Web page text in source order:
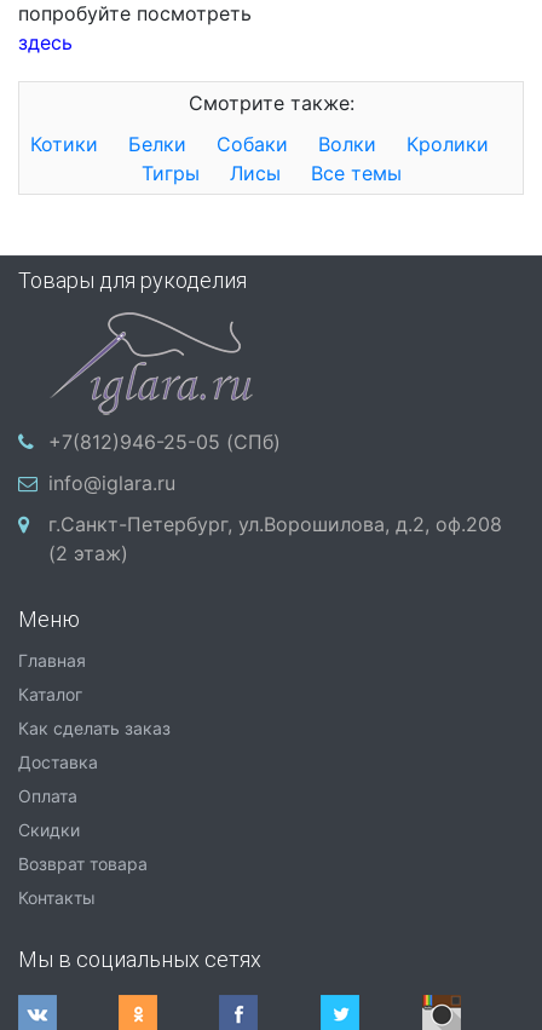
попробуйте посмотреть
здесь
Смотрите также:
Котики
Белки Собаки Волки
Кролики
Тигры
Лисы Все темы
Товары для рукоделия
+7(812)946-25-05 (СПб)
info@iglara.ru
г.Санкт-Петербург, ул.Ворошилова, д.2, оф.208
(2 этаж)
Меню
Главная
Каталог
Как сделать заказ
Доставка
Оплата
Скидки
Возврат товара
Контакты
Мы в социальных сетях